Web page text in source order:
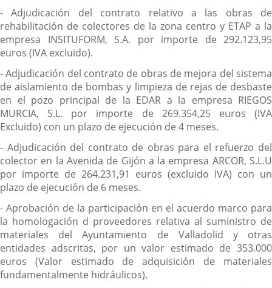
- Adjudicación del contrato relativo a las obras de
rehabilitación de colectores de la zona centro y ETAP a la
empresa INSITUFORM, S.A. por importe de 292.123,95
euros (IVA excluido).
- Adjudicación del contrato de obras de mejora del sistema
de aislamiento de bombas y limpieza de rejas de desbaste
en el pozo principal de la EDAR a la empresa RIEGOS
MURCIA, S.L. por importe de 269.354,25 euros (IVA
Excluido) con un plazo de ejecución de 4 meses.
- Adjudicación del contrato de obras para el refuerzo del
colector en la Avenida de Gijón a la empresa ARCOR, S.L.U
por importe de 264.231,91 euros (excluido IVA) con un
plazo de ejecución de 6 meses.
- Aprobación de la participación en el acuerdo marco para
la homologación d proveedores relativa al suministro de
materiales del Ayuntamiento de Valladolid y otras
entidades adscritas, por un valor estimado de 353.000
euros (Valor estimado de adquisición de materiales
fundamentalmente hidráulicos).